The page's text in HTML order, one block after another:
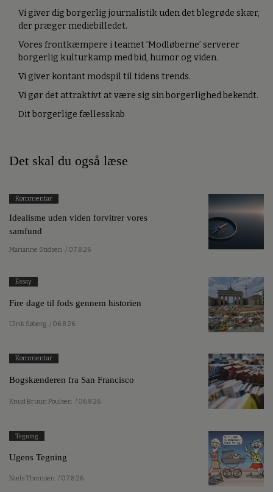
Vi giver dig borgerlig journalistik uden det blegrøde skær,
der præger mediebilledet.
Vores frontkæmpere i teamet ’Modløberne’ serverer
borgerlig kulturkamp med bid, humor og viden.
Vi giver kontant modspil til tidens trends.
Vi gør det attraktivt at være sig sin borgerlighed bekendt.
Dit borgerlige fællesskab
Det skal du også læse
Kommentar
Idealisme uden viden forvitrer vores
samfund
Marianne Stidsen / 07.8.26
Essay
Fire dage til fods gennem historien
Ulrik Søberg / 06.8.26
Kommentar
Bogskænderen fra San Francisco
Knud Bruun Poulsen / 06.8.26
Tegning
Ugens Tegning
Niels Thomsen / 07.8.26